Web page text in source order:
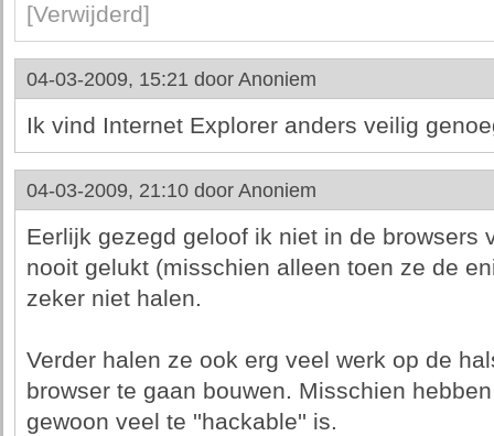
[Verwijderd]
04-03-2009, 15:21 door Anoniem
Ik vind Internet Explorer anders veilig
04-03-2009, 21:10 door Anoniem
Eerlijk gezegd geloof ik niet in de browsers
nooit gelukt (misschien alleen toen ze de
zeker niet halen.
Verder halen ze ook erg veel werk op de
browser te gaan bouwen. Misschien
gewoon veel te ''hackable'' is.